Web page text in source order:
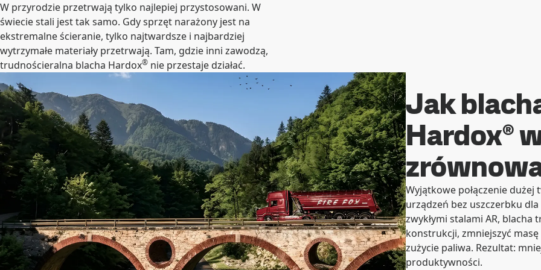
W przyrodzie przetrwają tylko najlepiej przystosowani. W
świecie stali jest tak samo. Gdy sprzęt narażony jest na
ekstremalne ścieranie, tylko najtwardsze i najbardziej
wytrzymałe materiały przetrwają. Tam, gdzie inni zawodzą,
trudnościeralna blacha Hardox® nie przestaje działać.
Jak
Hardox®
Wyjątkowe połączenie
urządzeń bez uszczerbku
zwykłymi stalami AR,
konstrukcji, zmniejszyć
zużycie paliwa. Rezultat:
produktywności.